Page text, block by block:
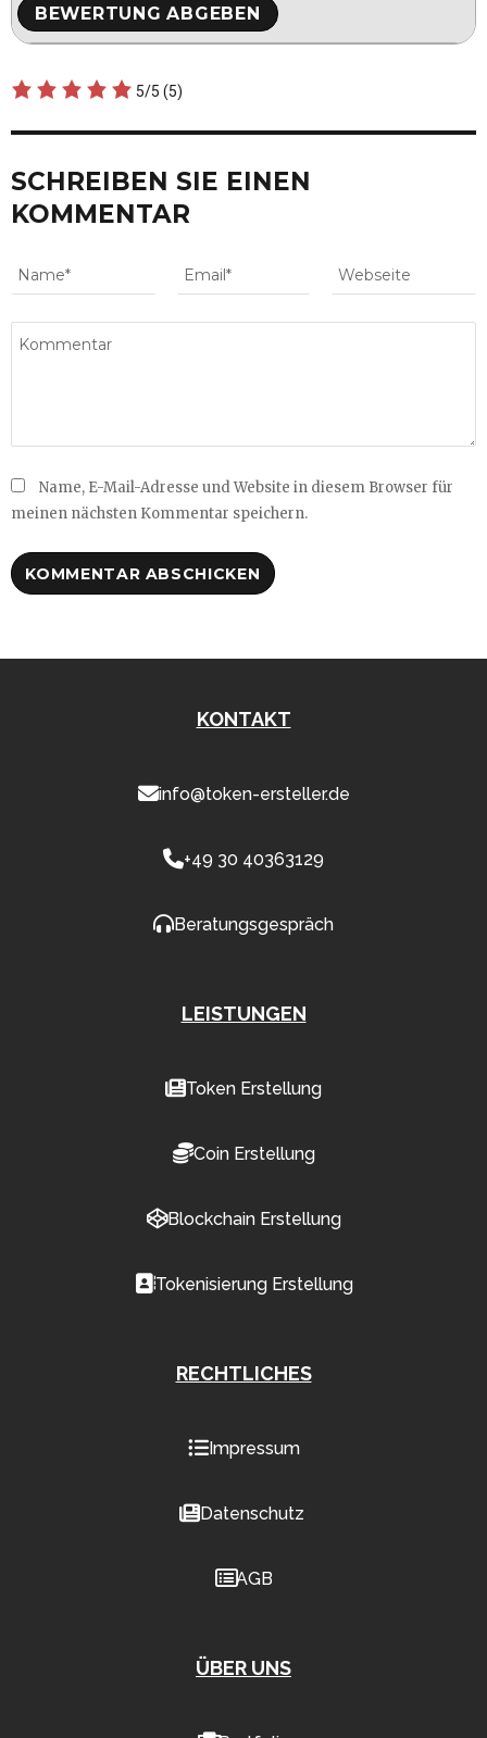
5/5 (5)
SCHREIBEN SIE EINEN
KOMMENTAR
Name, E-Mail-Adresse und Website in diesem Browser für
meinen nächsten Kommentar speichern.
KONTAKT
info@token-ersteller.de
+49 30 40363129
Beratungsgespräch
LEISTUNGEN
Token Erstellung
Coin Erstellung
Blockchain Erstellung
Tokenisierung Erstellung
RECHTLICHES
Impressum
Datenschutz
AGB
ÜBER UNS